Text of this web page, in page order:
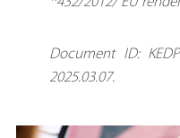
Document ID:
2025.03.07.